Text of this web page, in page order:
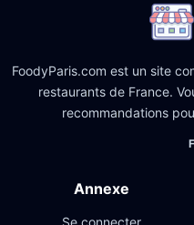
FoodyParis.com est un site
restaurants de France.
recommandations
Annexe
Se connecter